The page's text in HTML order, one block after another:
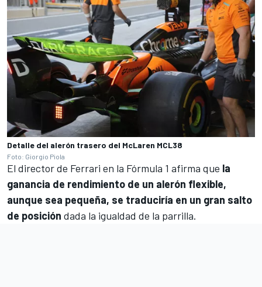
Detalle del alerón trasero del McLaren MCL38
Foto: Giorgio Piola
El director de Ferrari en la Fórmula 1 afirma que la
ganancia de rendimiento de un alerón flexible,
aunque sea pequeña, se traduciría en un gran salto
de posición dada la igualdad de la parrilla.